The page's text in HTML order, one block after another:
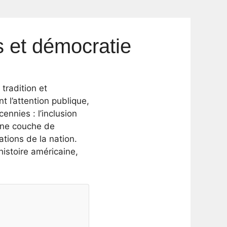
et démocratie
tradition et
l’attention publique,
: l’inclusion
couche de
de la nation.
américaine,